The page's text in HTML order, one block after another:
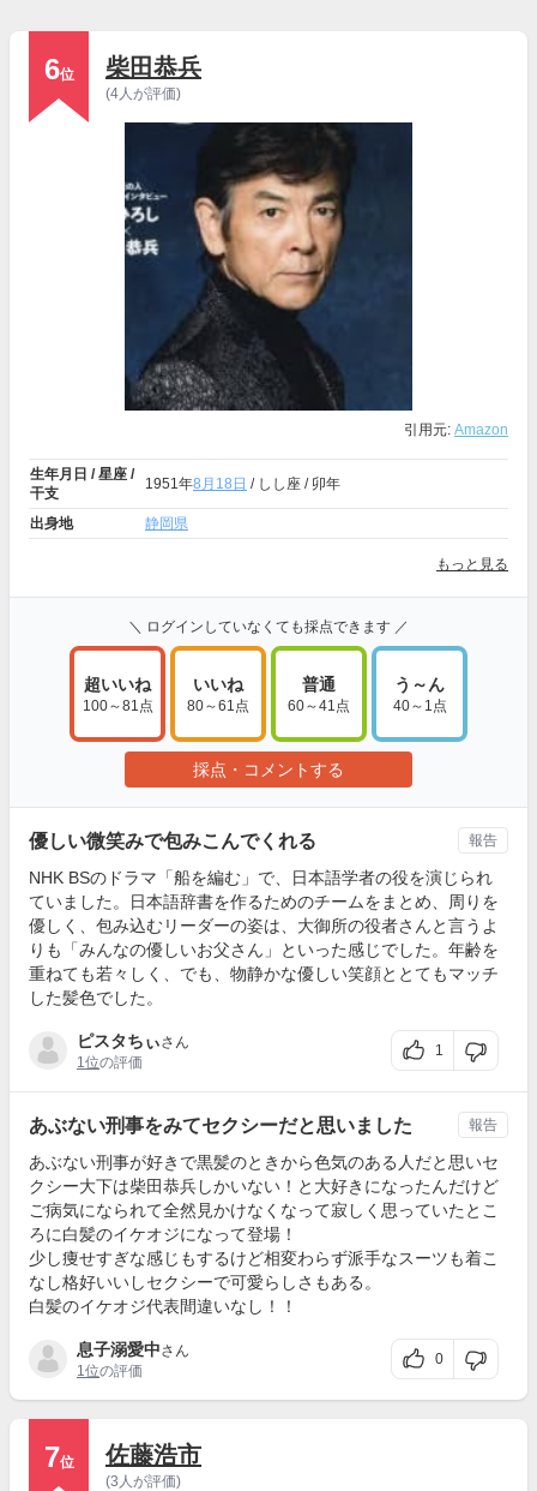
6位 柴田恭兵
(4人が評価)
引用元: Amazon
生年月日 / 星座 /
干支
1951年8月18日 / しし座 / 卯年
出身地 静岡県
もっと見る
＼ ログインしていなくても採点できます ／
超いいね
100～81点
いいね
80～61点
普通
60～41点
う～ん
40～1点
採点・コメントする
優しい微笑みで包みこんでくれる
NHK BSのドラマ「船を編む」で、日本語学者の役を演じられ
ていました。日本語辞書を作るためのチームをまとめ、周りを
優しく、包み込むリーダーの姿は、大御所の役者さんと言うよ
りも「みんなの優しいお父さん」といった感じでした。年齢を
重ねても若々しく、でも、物静かな優しい笑顔ととてもマッチ
した髪色でした。
ピスタちぃさん
1位の評価
1
報告
あぶない刑事をみてセクシーだと思いました
あぶない刑事が好きで黒髪のときから色気のある人だと思いセ
クシー大下は柴田恭兵しかいない！と大好きになったんだけど
ご病気になられて全然見かけなくなって寂しく思っていたとこ
ろに白髪のイケオジになって登場！
少し痩せすぎな感じもするけど相変わらず派手なスーツも着こ
なし格好いいしセクシーで可愛らしさもある。
白髪のイケオジ代表間違いなし！！
息子溺愛中さん
1位の評価
0
報告
7位 佐藤浩市
(3人が評価)